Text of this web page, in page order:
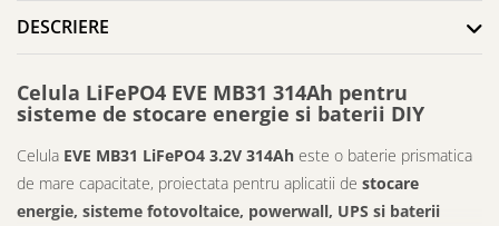
DESCRIERE
Celula LiFePO4 EVE MB31 314Ah pentru
sisteme de stocare energie si baterii DIY
Celula EVE MB31 LiFePO4 3.2V 314Ah este o baterie prismatica
de mare capacitate, proiectata pentru aplicatii de stocare
energie, sisteme fotovoltaice, powerwall, UPS si baterii